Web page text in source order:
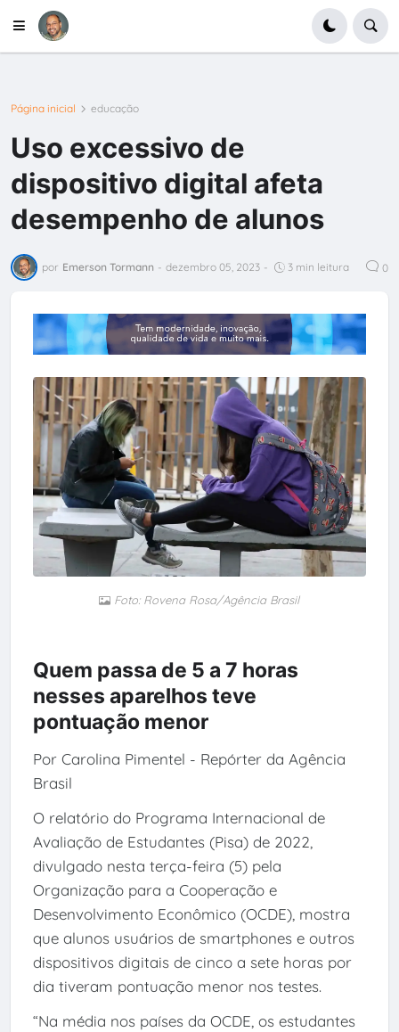
Página inicial educação
Uso excessivo de
dispositivo digital afeta
desempenho de alunos
por Emerson Tormann - dezembro 05, 2023 - 3 min leitura 0
Foto: Rovena Rosa/Agência Brasil
Quem passa de 5 a 7 horas
nesses aparelhos teve
pontuação menor
Por Carolina Pimentel - Repórter da Agência
Brasil
O relatório do Programa Internacional de
Avaliação de Estudantes (Pisa) de 2022,
divulgado nesta terça-feira (5) pela
Organização para a Cooperação e
Desenvolvimento Econômico (OCDE), mostra
que alunos usuários de smartphones e outros
dispositivos digitais de cinco a sete horas por
dia tiveram pontuação menor nos testes.
“Na média nos países da OCDE, os estudantes